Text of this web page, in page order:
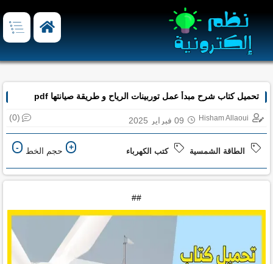
تحميل كتاب شرح مبدأ عمل توربينات الرياح و طريقة صيانتها pdf
Hisham Allaoui 09 فبراير 2025 (0)
الطاقة الشمسية كتب الكهرباء + حجم الخط -
##